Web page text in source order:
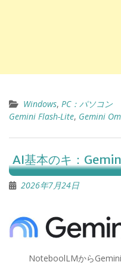
Windows, PC：パソコン
Gemini Flash-Lite, Gemini
AI基本のキ：
2026年7月24日
NoteboolLMから